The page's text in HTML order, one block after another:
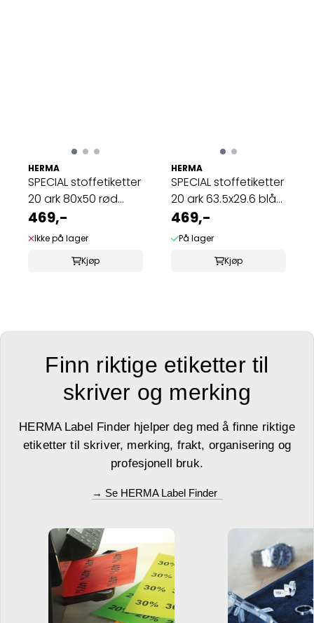
HERMA
SPECIAL stoffetiketter
20 ark 80x50 rød
(200 stk)
469,-
Ikke på lager
Kjøp
HERMA
SPECIAL stoffetiketter
20 ark 63.5x29.6 blå
kant ...
469,-
På lager
Kjøp
Finn riktige etiketter til
skriver og merking
HERMA Label Finder hjelper deg med å finne riktige
etiketter til skriver, merking, frakt, organisering og
profesjonell bruk.
→ Se HERMA Label Finder